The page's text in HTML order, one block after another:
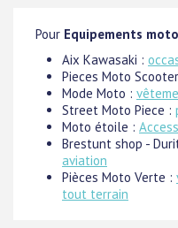
Pour Equipements moto
Aix Kawasaki :
Pieces Moto
Mode Moto :
Street Moto Piece :
Moto étoile :
Brestunt shop -
aviation
Pièces Moto Verte :
tout terrain